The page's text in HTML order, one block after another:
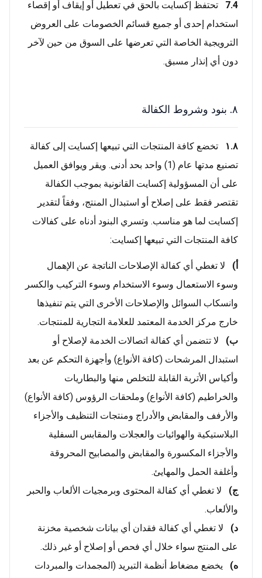
7.4
تحتفظ إكسايت بالحق في تعطيل أو إيقاف أو إقصاء
استخدام إحدى أو جميع قسائم الخصومات على العروض
الترويجية الخاصة التي تعرضها على السوق من حين لآخر
دون أي إنذار مسبق.
٨. بنود وشروط الكفالة
١.٨
تخضع كافة المنتجات التي تبيعها إكسايت إلى كفالة
تصنيع مدتها عام (1) واحد بحد أدنى. ويقر ويوافق العميل
على أن المسؤولية إكسايت القانونية بموجب الكفالة
تقتصر فقط على إصلاح أو استبدال المنتج، وفقاً لتقدير
إكسايت لما هو مناسب. وتسري البنود أدناه على كفالات
كافة المنتجات التي تبيعها إكسايت:
أ‌)
لا تغطي أي كفالة الإصلاحات الناتجة عن الإهمال
وسوء الاستعمال وسوء الاستخدام وسوء التركيب والكسر
وانسكاب السوائل والإصلاحات الأخرى التي يتم تنفيذها
خارج مركز الخدمة المعتمد للعلامة التجارية للمنتجات.
ب)
لا تتضمن أي كفالة اتصالات الخدمة لإصلاح أو
استبدال المرشحات (كافة الأنواع) وأجهزة التحكم عن بعد
وأكياس الأتربة القابلة للتخلص منها والبطاريات
والخراطيم (كافة الأنواع) وملحقات الرؤوس (كافة الأنواع)
والأرفف والمقابض والأدراج ومنتجات التنظيف والأجزاء
البلاستيكية والهوائيات والعجلات والمقابس السفلية
والأجزاء المكسورة والمقابض والمصابيح المحروقة
وأغلفة الحمل والمهايئ.
ج)
لا تغطي أي كفالة المحتوى وبرمجيات الألعاب والحبر
والألعاب.
د)
لا تغطي أي كفالة فقدان أي بيانات شخصية مخزنة
على المنتج سواء خلال أي فحص أو إصلاح أو غير ذلك.
ه)
يخضع مضغاط أنظمة التبريد (المجمدات والمبردات